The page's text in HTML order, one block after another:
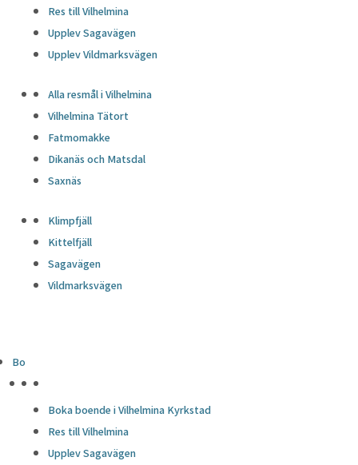
Res till Vilhelmina
Upplev Sagavägen
Upplev Vildmarksvägen
Alla resmål i Vilhelmina
Vilhelmina Tätort
Fatmomakke
Dikanäs och Matsdal
Saxnäs
Klimpfjäll
Kittelfjäll
Sagavägen
Vildmarksvägen
Bo
Boka boende i Vilhelmina Kyrkstad
Res till Vilhelmina
Upplev Sagavägen